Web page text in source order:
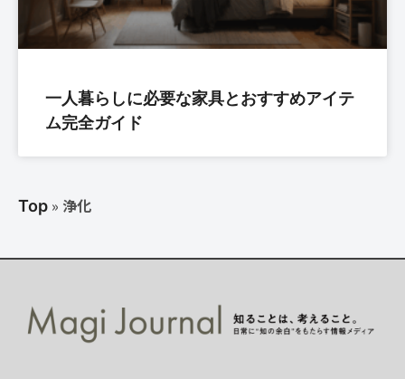
一人暮らしに必要な家具とおすすめアイテ
ム完全ガイド
Top » 浄化